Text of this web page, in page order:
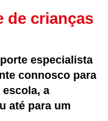
de crianças
especialista
connosco para
a
até para um